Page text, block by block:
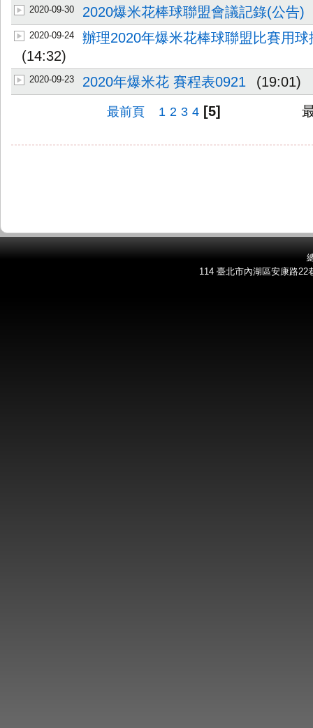
2020-09-30 2020爆米花棒球聯盟會議記錄(公告)
2020-09-24
辦理2020年爆米花棒球聯盟比賽用
(14:32)
2020-09-23 2020年爆米花 賽程表0921 (19:01)
最前頁 1 2 3 4 [5] 最末
114 臺北市內湖區安康路22